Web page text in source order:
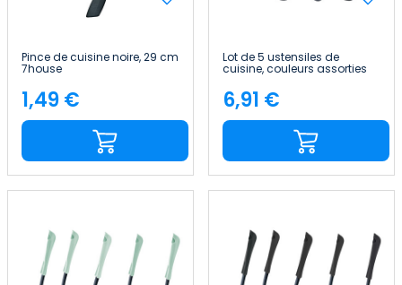
Pince de cuisine noire, 29 cm
7house
Price
1,49 €
Lot de 5 ustensiles de
cuisine, couleurs assorties
Price
6,91 €